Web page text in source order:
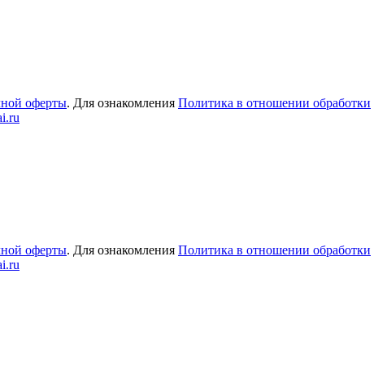
оферты. Для ознакомления Политика в отношении обработки
оферты. Для ознакомления Политика в отношении обработки